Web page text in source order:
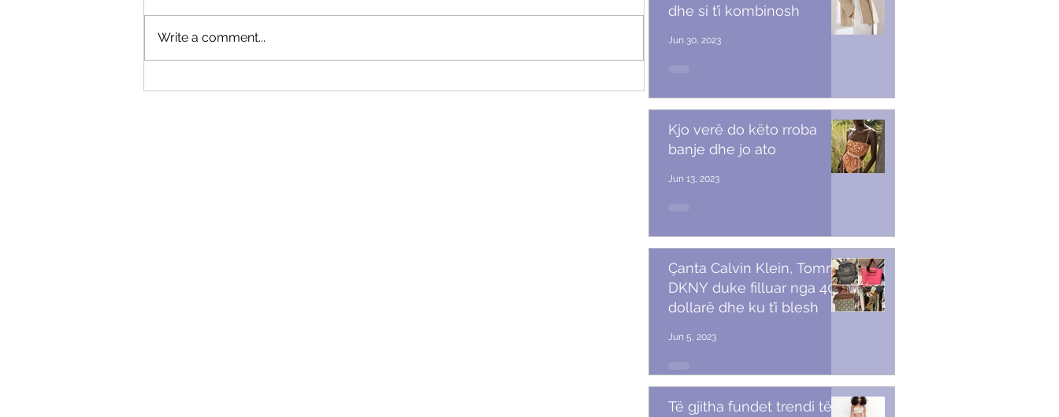
Pas Dy Vitesh Pushim: Duke gjetur
Write a comment...
dhe si t’i kombinosh
Jun 30, 2023
Kjo verë do këto rroba
banje dhe jo ato
Jun 13, 2023
Çanta Calvin Klein, Tommy,
DKNY duke filluar nga 40
dollarë dhe ku t’i blesh
Jun 5, 2023
Të gjitha fundet trendi të